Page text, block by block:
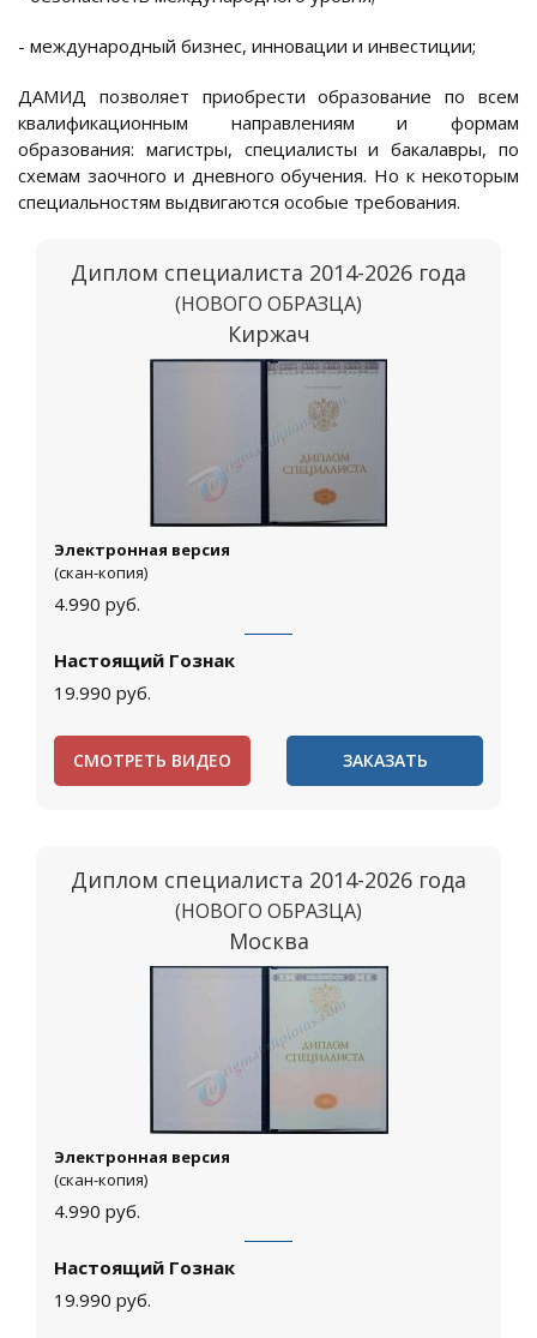
- международный бизнес, инновации и инвестиции;
ДАМИД позволяет приобрести образование по всем
квалификационным направлениям и формам
образования: магистры, специалисты и бакалавры, по
схемам заочного и дневного обучения. Но к некоторым
специальностям выдвигаются особые требования.
Диплом специалиста 2014-2026 года
(НОВОГО ОБРАЗЦА)
Киржач
Электронная версия
(скан-копия)
4.990 руб.
Настоящий Гознак
19.990 руб.
СМОТРЕТЬ ВИДЕО ЗАКАЗАТЬ
Диплом специалиста 2014-2026 года
(НОВОГО ОБРАЗЦА)
Москва
Электронная версия
(скан-копия)
4.990 руб.
Настоящий Гознак
19.990 руб.